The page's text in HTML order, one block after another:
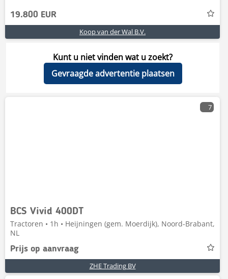
19.800 EUR
Koop van der Wal B.V.
Kunt u niet vinden wat u zoekt?
Gevraagde advertentie plaatsen
7
BCS Vivid 400DT
Tractoren • 1h • Heijningen (gem. Moerdijk), Noord-Brabant,
NL
Prijs op aanvraag
ZHE Trading BV